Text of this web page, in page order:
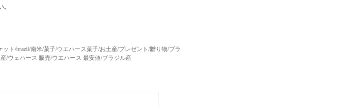
ット/brazil/南米/菓子/ウエハース菓子/お土産/プレゼント/贈り物/ブラ
/ウェハース 販売/ウエハース 最安値/ブラジル産